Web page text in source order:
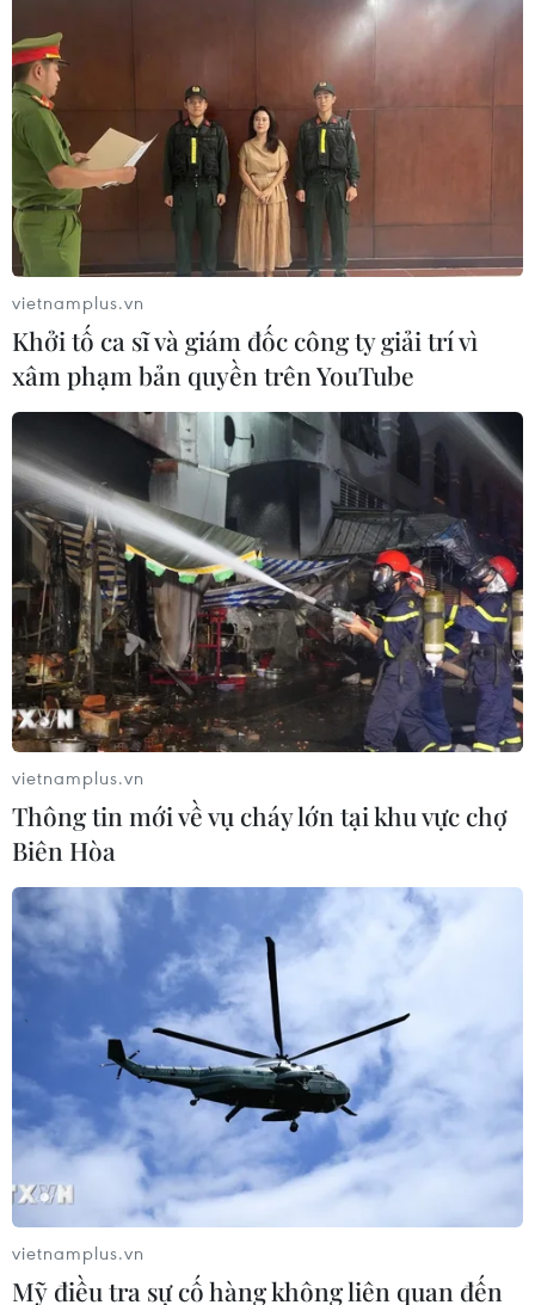
Trong dịp Lễ 30/4 và 1/5 năm nay, người lao động cả nước
được nghỉ 4 ngày từ ngày 30/4 đến hết ngày 3/5. (Ảnh: Minh
Hiếu/Vietnam +)
(Vietnam+)
#Giải Phóng Miền Nam - Thống Nhất Đất Nước
#Ngày Quốc Tế Lao Động
#Trang Trí
#Tuyên Truyền
#Cổ Động
Theo dõi VietnamPlus
TIN LIÊN QUAN
vietnamplus.vn
Khởi tố ca sĩ và giám đốc công ty giải trí vì
xâm phạm bản quyền trên YouTube
vietnamplus.vn
Thông tin mới về vụ cháy lớn tại khu vực chợ
Biên Hòa
vietnamplus.vn
Mỹ điều tra sự cố hàng không liên quan đến